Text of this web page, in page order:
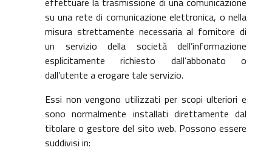
su una rete di comunicazione elettronica, o nella
misura strettamente necessaria al fornitore di
un servizio della società dell’informazione
esplicitamente richiesto dall’abbonato o
dall’utente a erogare tale servizio.
Essi non vengono utilizzati per scopi ulteriori e
sono normalmente installati direttamente dal
titolare o gestore del sito web. Possono essere
suddivisi in: